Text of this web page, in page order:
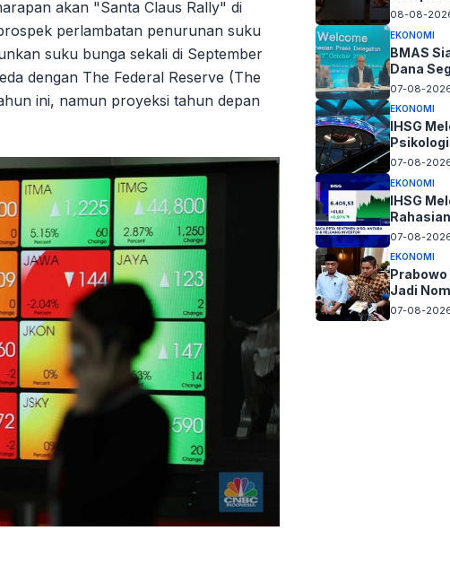
akan "Santa Claus Rally" di
perlambatan penurunan suku
suku bunga sekali di September
dengan The Federal Reserve (The
ini, namun proyeksi tahun depan
08-08-
EKONOMI
BMAS
Dana
07-08-
EKONOMI
IHSG
07-08-
EKONOMI
IHSG
07-08-2026
EKONOMI
Prabowo
Jadi
07-08-